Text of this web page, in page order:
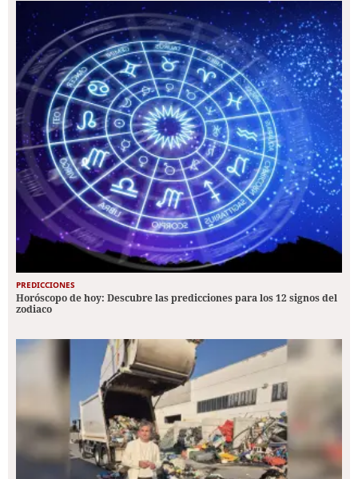
PREDICCIONES
Horóscopo de hoy: Descubre las predicciones para los 12 signos del
zodiaco